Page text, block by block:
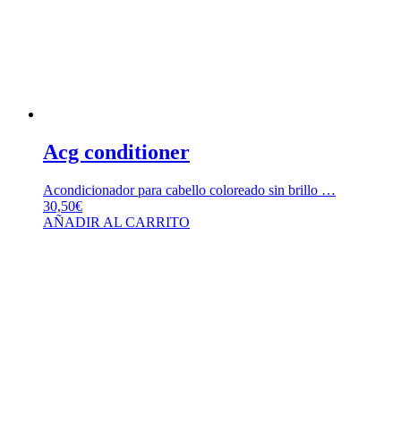
Acg conditioner
Acondicionador para cabello coloreado sin brillo …
30,50€
AÑADIR AL CARRITO